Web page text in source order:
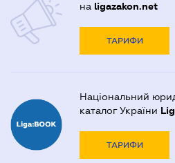
на ligazakon.net
ТАРИФИ
Національний
каталог України
ТАРИФИ